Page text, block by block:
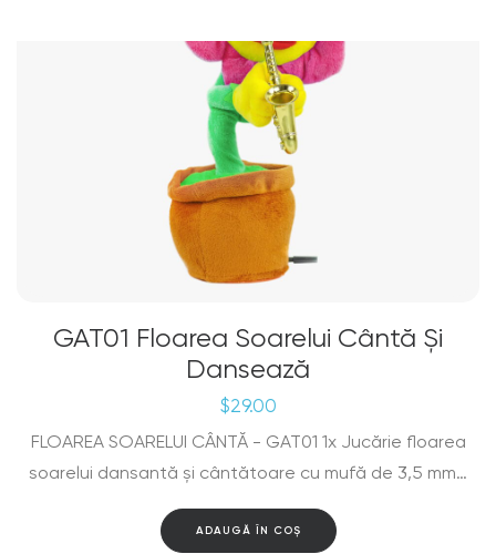
GAT01 Floarea Soarelui Cântă Și
Dansează
$29.00
FLOAREA SOARELUI CÂNTĂ - GAT01 1x Jucărie floarea
soarelui dansantă și cântătoare cu mufă de 3,5 mm…
ADAUGĂ ÎN COȘ